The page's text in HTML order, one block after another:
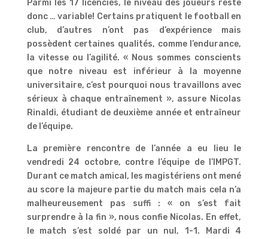
Parmi les 17 licenciés, le niveau des joueurs reste
donc … variable! Certains pratiquent le football en
club, d’autres n’ont pas d’expérience mais
possèdent certaines qualités, comme l’endurance,
la vitesse ou l’agilité. « Nous sommes conscients
que notre niveau est inférieur à la moyenne
universitaire, c’est pourquoi nous travaillons avec
sérieux à chaque entraînement », assure Nicolas
Rinaldi, étudiant de deuxième année et entraîneur
de l’équipe.
La première rencontre de l’année a eu lieu le
vendredi 24 octobre, contre l’équipe de l’IMPGT.
Durant ce match amical, les magistériens ont mené
au score la majeure partie du match mais cela n’a
malheureusement pas suffi : « on s’est fait
surprendre à la fin », nous confie Nicolas. En effet,
le match s’est soldé par un nul, 1-1. Mardi 4